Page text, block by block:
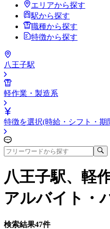
エリアから探す
駅から探す
職種から探す
特徴から探す
八王子駅
軽作業・製造系
特徴を選択(時給・シフト・期
八王子駅、軽
アルバイト・
検索結果47件